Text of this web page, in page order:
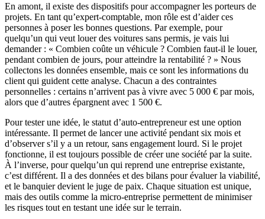
En amont, il existe des dispositifs pour accompagner les porteurs de
projets. En tant qu’expert-comptable, mon rôle est d’aider ces
personnes à poser les bonnes questions. Par exemple, pour
quelqu’un qui veut louer des voitures sans permis, je vais lui
demander : « Combien coûte un véhicule ? Combien faut-il le louer,
pendant combien de jours, pour atteindre la rentabilité ? » Nous
collectons les données ensemble, mais ce sont les informations du
client qui guident cette analyse. Chacun a des contraintes
personnelles : certains n’arrivent pas à vivre avec 5 000 € par mois,
alors que d’autres épargnent avec 1 500 €.
Pour tester une idée, le statut d’auto-entrepreneur est une option
intéressante. Il permet de lancer une activité pendant six mois et
d’observer s’il y a un retour, sans engagement lourd. Si le projet
fonctionne, il est toujours possible de créer une société par la suite.
À l’inverse, pour quelqu’un qui reprend une entreprise existante,
c’est différent. Il a des données et des bilans pour évaluer la viabilité,
et le banquier devient le juge de paix. Chaque situation est unique,
mais des outils comme la micro-entreprise permettent de minimiser
les risques tout en testant une idée sur le terrain.